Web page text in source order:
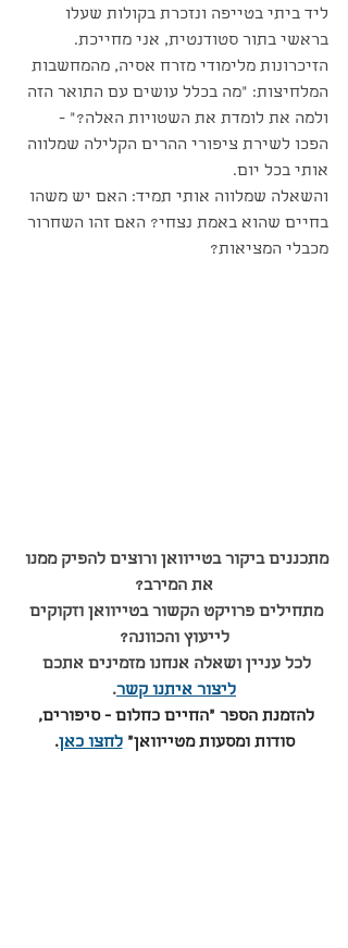
ליד ביתי בטייפה ונזכרת בקולות שעלו
בראשי בתור סטודנטית, אני מחייכת.
הזיכרונות מלימודי מזרח אסיה, מהמחשבות
המלחיצות: "מה בכלל עושים עם התואר הזה
ולמה את לומדת את השטויות האלה?" -
הפכו לשירת ציפורי ההרים הקלילה שמלווה
אותי בכל יום.
והשאלה שמלווה אותי תמיד: האם יש משהו
בחיים שהוא באמת נצחי? האם זהו השחרור
מכבלי המציאות?
מתכננים ביקור בטייוואן ורוצים להפיק ממנו
את המירב?
מתחילים פרויקט הקשור בטייוואן וזקוקים
לייעוץ והכוונה?
לכל עניין ושאלה אנחנו מזמינים אתכם
ליצור איתנו קשר.
להזמנת הספר ״החיים כחלום - סיפורים,
סודות ומסעות מטייוואן״ לחצו כאן.